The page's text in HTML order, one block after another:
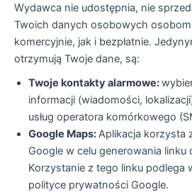
Wydawca nie udostępnia, nie
Twoich danych osobowych
komercyjnie, jak i bezpłatnie.
otrzymują Twoje dane, są:
Twoje kontakty alarmowe:
informacji (wiadomości,
usług operatora komórkowego
Google Maps:Aplikacja korzysta
Google w celu generowania linku
Korzystanie z tego linku podlega
polityce prywatności Google.